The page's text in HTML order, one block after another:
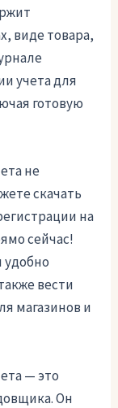
виде товара,
учета для
готовую
не
скачать
на
сейчас!
удобно
вести
магазинов и
— это
Он